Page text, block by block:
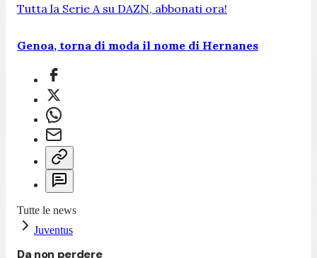
Tutta la Serie A su DAZN, abbonati ora!
Genoa, torna di moda il nome di Hernanes
Tutte le news
Juventus
Da non perdere